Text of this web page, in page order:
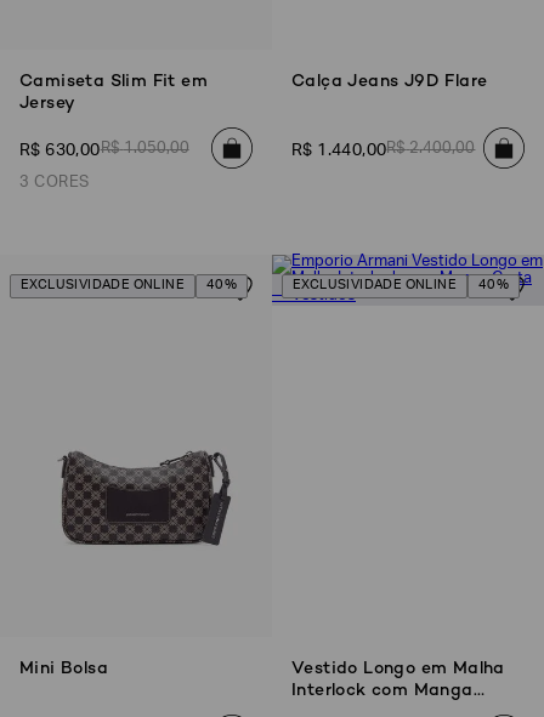
Camiseta Slim Fit em
Jersey
R$ 630,00R$ 1.050,00
3 CORES
Calça Jeans J9D Flare
R$ 1 .440,00R$ 2.400,00
EXCLUSIVIDADE ONLINE 40%
Mini Bolsa
EXCLUSIVIDADE ONLINE 40%
Vestido Longo em Malha
Interlock com Manga